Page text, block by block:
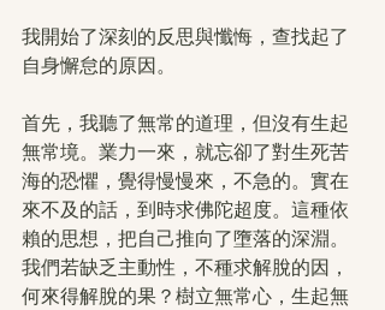
我開始了深刻的反思與懺悔，查找起了
自身懈怠的原因。
首先，我聽了無常的道理，但沒有生起
無常境。業力一來，就忘卻了對生死苦
海的恐懼，覺得慢慢來，不急的。實在
來不及的話，到時求佛陀超度。這種依
賴的思想，把自己推向了墮落的深淵。
我們若缺乏主動性，不種求解脫的因，
何來得解脫的果？樹立無常心，生起無